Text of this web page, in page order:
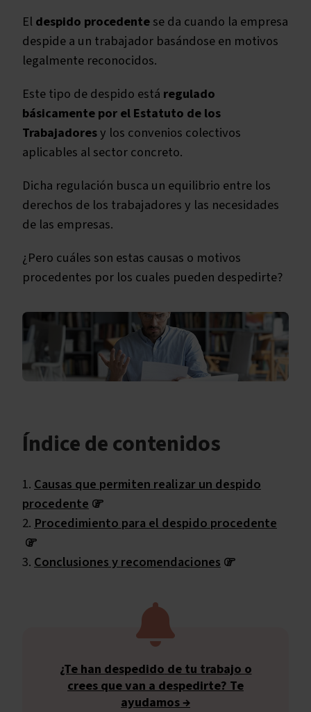
Eldespido procedentese da cuando la empresa
despide a un trabajador basándose en motivos
legalmente reconocidos.
Este tipo de despido está regulado
básicamente por el Estatuto de los
Trabajadoresy los convenios colectivos
aplicables al sector concreto.
Dicha regulación busca un equilibrio entre los
derechos de los trabajadores y las necesidades
de las empresas.
¿Pero cuáles son estas causas o motivos
procedentes por los cuales pueden despedirte?
Índice de contenidos
Causas que permiten realizar un despido
procedente
Procedimiento para el despido procedente
Conclusiones y recomendaciones
¿Te han despedido de tu trabajo o
crees quevan a despedirte? Te
ayudamos →